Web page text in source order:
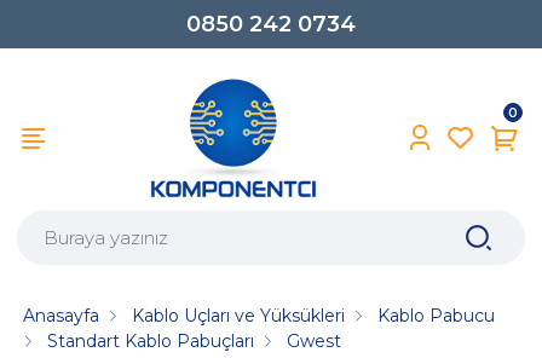
0850 242 0734
0
Anasayfa Kablo Uçları ve Yüksükleri
Kablo Pabucu
Standart Kablo Pabuçları
Gwest